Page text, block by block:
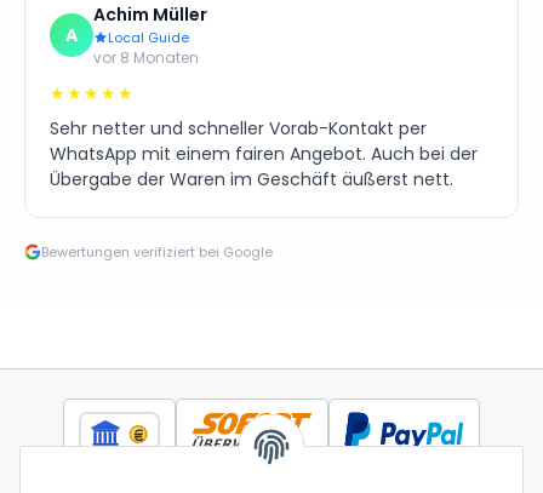
A
Achim Müller
Local Guide
vor 8 Monaten
★★★★★
Sehr netter und schneller Vorab-Kontakt per
WhatsApp mit einem fairen Angebot. Auch bei der
Übergabe der Waren im Geschäft äußerst nett.
Bewertungen verifiziert bei Google